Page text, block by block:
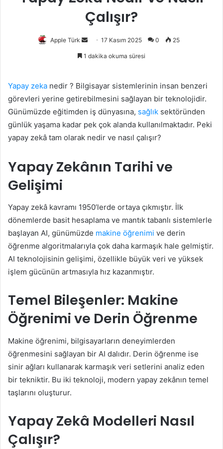
Çalışır?
Apple Türk
Bir
17 Kasım 2025 0 25
1 dakika okuma süresi
Yapay zeka nedir ? Bilgisayar sistemlerinin insan benzeri
görevleri yerine getirebilmesini sağlayan bir teknolojidir.
Günümüzde eğitimden iş dünyasına, sağlık sektöründen
günlük yaşama kadar pek çok alanda kullanılmaktadır. Peki
yapay zekâ tam olarak nedir ve nasıl çalışır?
Yapay Zekânın Tarihi ve
Gelişimi
Yapay zekâ kavramı 1950’lerde ortaya çıkmıştır. İlk
dönemlerde basit hesaplama ve mantık tabanlı sistemlerle
başlayan AI, günümüzde makine öğrenimi ve derin
öğrenme algoritmalarıyla çok daha karmaşık hale gelmiştir.
AI teknolojisinin gelişimi, özellikle büyük veri ve yüksek
işlem gücünün artmasıyla hız kazanmıştır.
Temel Bileşenler: Makine
Öğrenimi ve Derin Öğrenme
Makine öğrenimi, bilgisayarların deneyimlerden
öğrenmesini sağlayan bir AI dalıdır. Derin öğrenme ise
sinir ağları kullanarak karmaşık veri setlerini analiz eden
bir tekniktir. Bu iki teknoloji, modern yapay zekânın temel
taşlarını oluşturur.
Yapay Zekâ Modelleri Nasıl
Çalışır?